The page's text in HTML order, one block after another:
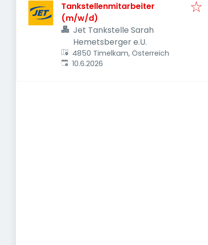
Tankstellenmitarbeiter
(m/w/d)
Jet Tankstelle Sarah
Hemetsberger e.U.
4850 Timelkam, Österreich
Veröffentlicht
10.6.2026